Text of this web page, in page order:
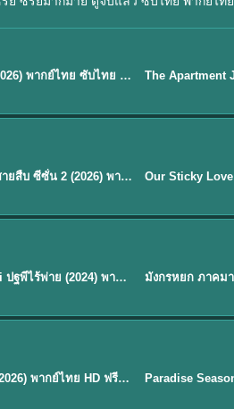
Mystic Nine เก้าสกุล (2026) พากย์ไทย ซับไทย EP.1-30 ★5.3
Flex X Cop 2 คุณชายสายสืบ ซีซั่น 2 (2026) พากย์ไทย ซับไทย EP.1-14 ★6
The Legend of ShenLi ปฐพีไร้พ่าย (2024) พากย์ไทย ซับไทย EP.1-39 ★8
EP.9ดูซีรี่ย์ Detective Hole (2026) พากย์ไทย HD ฟรี อัปเดตล่าสุด Netflix